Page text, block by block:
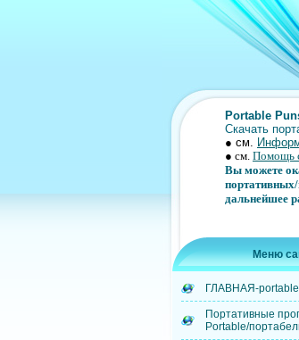
Portable
Скачать
● см.
● см. Помощь
Вы можете
дальнейшее
Меню
ГЛАВНАЯ-
Портативные
Portable/